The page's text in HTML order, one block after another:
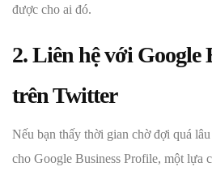
được cho ai đó.
2. Liên hệ với Google
trên Twitter
Nếu bạn thấy thời gian chờ đợi quá
cho Google Business Profile, một lựa